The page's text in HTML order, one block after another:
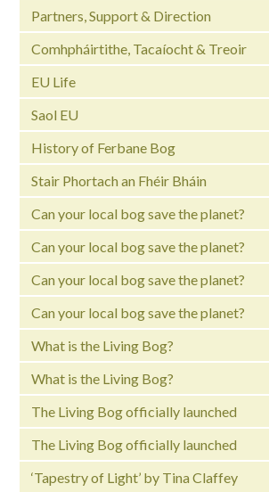
Partners, Support & Direction
Comhpháirtithe, Tacaíocht & Treoir
EU Life
Saol EU
History of Ferbane Bog
Stair Phortach an Fhéir Bháin
Can your local bog save the planet?
Can your local bog save the planet?
Can your local bog save the planet?
Can your local bog save the planet?
What is the Living Bog?
What is the Living Bog?
The Living Bog officially launched
The Living Bog officially launched
‘Tapestry of Light’ by Tina Claffey